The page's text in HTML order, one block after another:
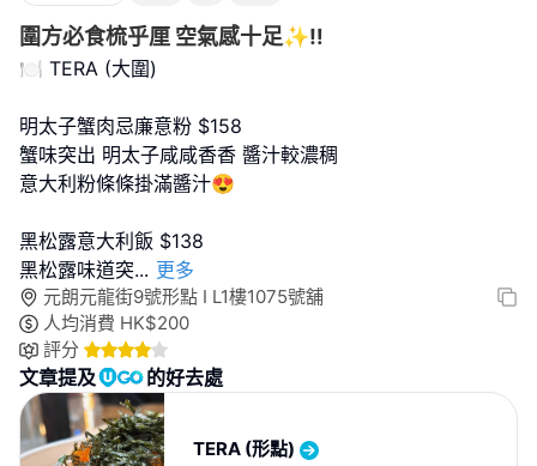
圍方必食梳乎厘 空氣感十足✨‼️
🍽️ TERA (大圍)
明太子蟹肉忌廉意粉 $158
蟹味突出 明太子咸咸香香 醬汁較濃稠
意大利粉條條掛滿醬汁😍
黑松露意大利飯 $138
黑松露味道突... 更多
元朗元龍街9號形點 I L1樓1075號舖
人均消費 HK$200
評分
文章提及 的好去處
TERA (形點)